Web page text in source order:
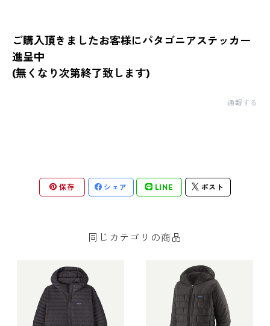
ご購入頂きましたお客様にパタゴニアステッカー
進呈中
(無くなり次第終了致します)
通報する
保存 シェア LINE ポスト
同じカテゴリの商品